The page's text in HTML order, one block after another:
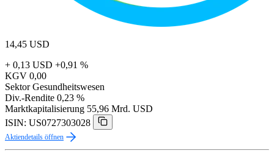
14,45 USD
+ 0,13 USD +0,91 %
KGV 0,00
Sektor Gesundheitswesen
Div.-Rendite 0,23 %
Marktkapitalisierung 55,96 Mrd. USD
ISIN: US0727303028
Aktiendetails öffnen